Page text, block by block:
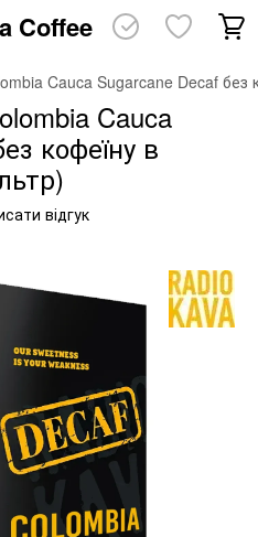
Coffee
Cauca Sugarcane Decaf без
Cauca
кофеїну в
відгук